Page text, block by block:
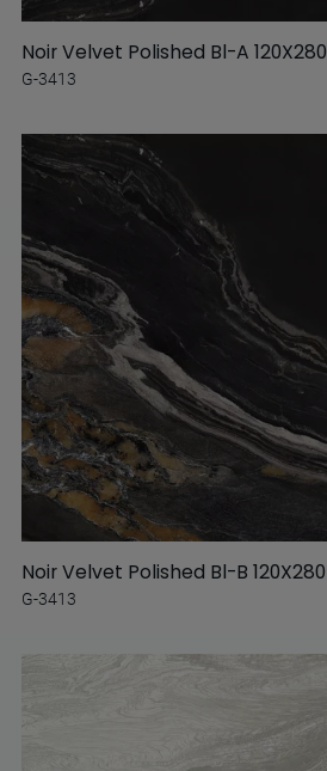
Noir Velvet Polished Bl-A 120X280
G-3413
Noir Velvet Polished Bl-B 120X280
G-3413